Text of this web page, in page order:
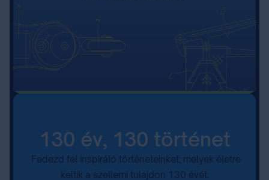
130 év, 130 történet
Fedezd fel inspiráló történeteinket, melyek életre
keltik a szellemi tulajdon 130 évét.